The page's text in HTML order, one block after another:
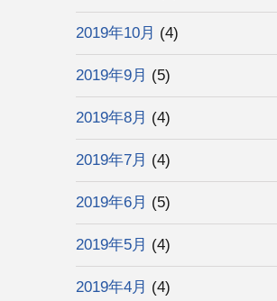
2019年10月 (4)
2019年9月 (5)
2019年8月 (4)
2019年7月 (4)
2019年6月 (5)
2019年5月 (4)
2019年4月 (4)